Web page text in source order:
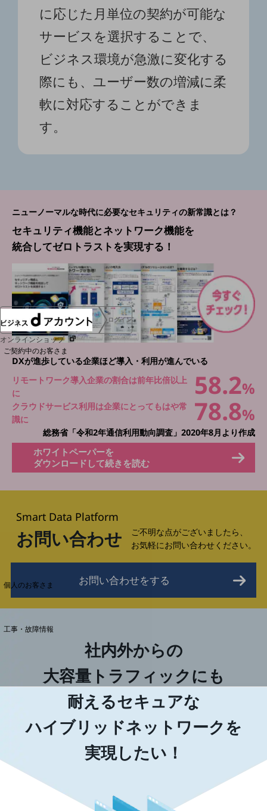
経営情報TOP
基礎的電気通信役務損益明細表
採用情報TOP
新卒採用
人材育成制度
広告・協賛
広告
NTTドコモグループ
ログイン
オンラインショップ
ご契約中のお客さま
サービス別サポート情報
ご契約中サービスの一元管理
個人のお客さま
NTTドコモ
工事・故障情報
お客さまサポートサイト
NTTドコモ 通信障害情報
に応じた月単位の契約が可能な
サービスを選択することで、
ビジネス環境が急激に変化する
際にも、ユーザー数の増減に柔
軟に対応することができま
す。
ニューノーマルな時代に必要なセキュリティの新常識とは？
セキュリティ機能とネットワーク機能を
統合してゼロトラストを実現する！
DXが進歩している企業ほど導入・利用が進んでいる
リモートワーク導入企業の割合は前年比倍以上
に
58.2%
クラウドサービス利用は企業にとってもはや常
識に
78.8%
総務省「令和2年通信利用動向調査」2020年8月より作成
ホワイトペーパーを
ダウンロードして続きを読む
Smart Data Platform
お問い合わせ
ご不明な点がございましたら、
お気軽にお問い合わせください。
お問い合わせをする
社内外からの
大容量トラフィックにも
耐えるセキュアな
ハイブリッドネットワークを
実現したい！